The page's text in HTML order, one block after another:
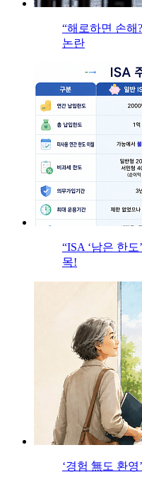
“해로하면 손해
논란
“ISA ‘남은 한
목!
‘경험 無도 환